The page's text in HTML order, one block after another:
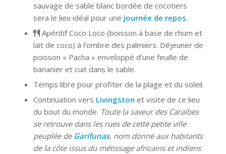
sauvage de sable blanc bordée de cocotiers
sera le lieu idéal pour une journée de repos.
Apéritif Coco Loco (boisson à base de rhum et
lait de coco) à l’ombre des palmiers. Déjeuner de
poisson « Pacha » enveloppé d’une feuille de
bananier et cuit dans le sable.
Temps libre pour profiter de la plage et du soleil.
Continuation vers Livingston et visite de ce lieu
du bout du monde. Toute la saveur des Caraïbes
se retrouve dans les rues de cette petite ville
peuplée de Garifunas, nom donné aux habitants
de la côte issus du métissage africains et indiens